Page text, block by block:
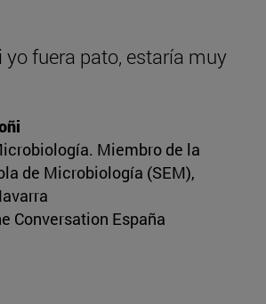
yo fuera pato, estaría muy
Miembro de la
de Microbiología (SEM),
Conversation España